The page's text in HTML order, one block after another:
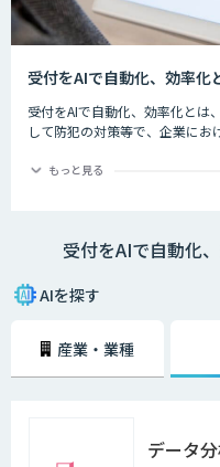
受付をAIで自動化、効率化
受付をAIで自動化、効率化とは
して防犯の対策等で、企業に
次受付を自動化し、対応時間な
もっと見る
受付をAIで自動化
AIを探す
産業・業種
データ